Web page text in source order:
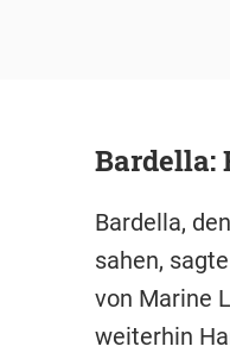
Bardella:
Bardella,
sahen,
von Marine
weiterhin